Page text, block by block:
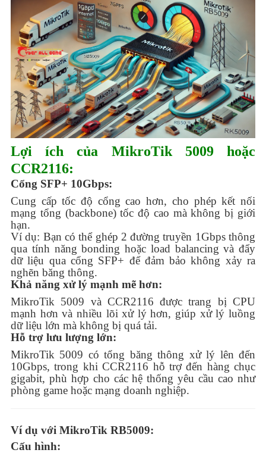
Lợi ích của MikroTik 5009 hoặc
CCR2116:
Cổng SFP+ 10Gbps:
Cung cấp tốc độ cổng cao hơn, cho phép kết nối
mạng tổng (backbone) tốc độ cao mà không bị giới
hạn.
Ví dụ: Bạn có thể ghép 2 đường truyền 1Gbps thông
qua tính năng bonding hoặc load balancing và đẩy
dữ liệu qua cổng SFP+ để đảm bảo không xảy ra
nghẽn băng thông.
Khả năng xử lý mạnh mẽ hơn:
MikroTik 5009 và CCR2116 được trang bị CPU
mạnh hơn và nhiều lõi xử lý hơn, giúp xử lý luồng
dữ liệu lớn mà không bị quá tải.
Hỗ trợ lưu lượng lớn:
MikroTik 5009 có tổng băng thông xử lý lên đến
10Gbps, trong khi CCR2116 hỗ trợ đến hàng chục
gigabit, phù hợp cho các hệ thống yêu cầu cao như
phòng game hoặc mạng doanh nghiệp.
Ví dụ với MikroTik RB5009:
Cấu hình: